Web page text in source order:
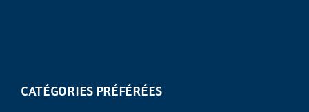
CATÉGORIES PRÉFÉRÉES